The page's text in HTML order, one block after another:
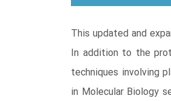
This updated and
In addition to the
techniques involving
in Molecular Biology